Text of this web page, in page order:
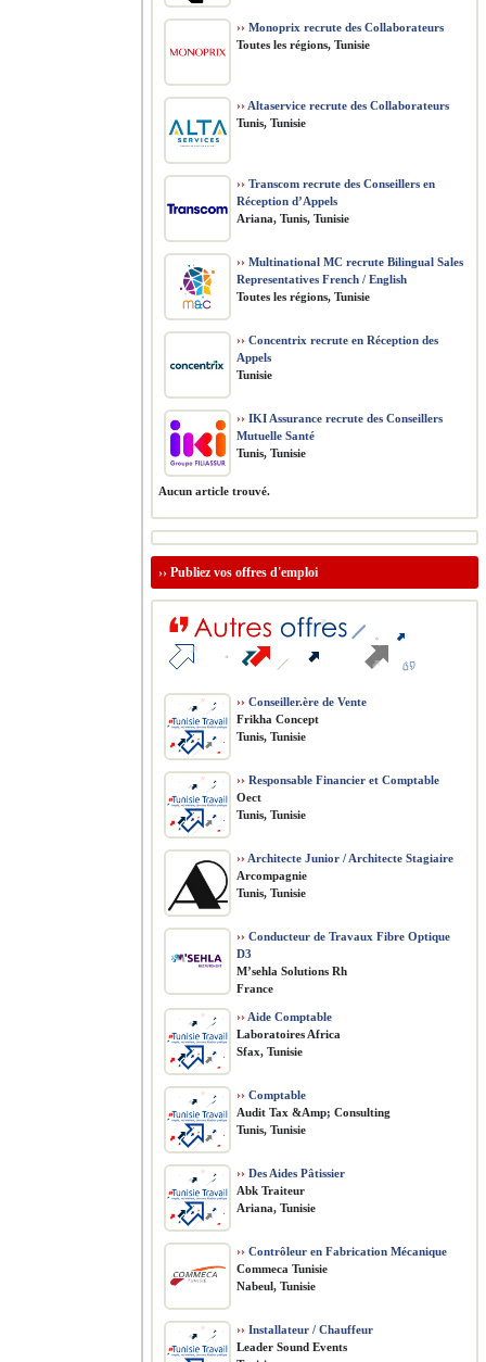
›› Monoprix recrute des Collaborateurs
Toutes les régions, Tunisie
›› Altaservice recrute des Collaborateurs
Tunis, Tunisie
›› Transcom recrute des Conseillers en
Réception d’Appels
Ariana, Tunis, Tunisie
›› Multinational MC recrute Bilingual Sales
Representatives French / English
Toutes les régions, Tunisie
›› Concentrix recrute en Réception des
Appels
Tunisie
›› IKI Assurance recrute des Conseillers
Mutuelle Santé
Tunis, Tunisie
Aucun article trouvé.
›› Publiez vos offres d'emploi
›› Conseiller.ère de Vente
Frikha Concept
Tunis, Tunisie
›› Responsable Financier et Comptable
Oect
Tunis, Tunisie
›› Architecte Junior / Architecte Stagiaire
Arcompagnie
Tunis, Tunisie
›› Conducteur de Travaux Fibre Optique
D3
M’sehla Solutions Rh
France
›› Aide Comptable
Laboratoires Africa
Sfax, Tunisie
›› Comptable
Audit Tax &Amp; Consulting
Tunis, Tunisie
›› Des Aides Pâtissier
Abk Traiteur
Ariana, Tunisie
›› Contrôleur en Fabrication Mécanique
Commeca Tunisie
Nabeul, Tunisie
›› Installateur / Chauffeur
Leader Sound Events